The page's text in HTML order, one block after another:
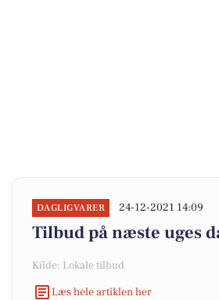
DAGLIGVARER 24-12-2021 14:09
Tilbud på næste uges
Kilde: Lokale tilbud
Læs hele artiklen her